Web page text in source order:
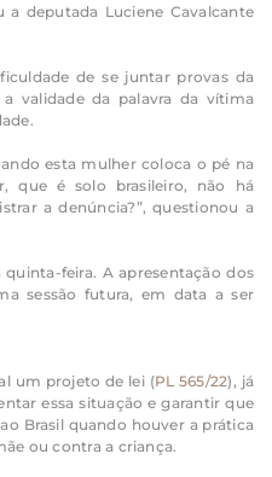
a deputada Luciene Cavalcante
de se juntar provas da
validade da palavra da vítima
esta mulher coloca o pé na
que é solo brasileiro, não há
a denúncia?”, questionou a
feira. A apresentação dos
sessão futura, em data a ser
um projeto de lei (PL 565/22), já
essa situação e garantir que
Brasil quando houver a prática
ou contra a criança.